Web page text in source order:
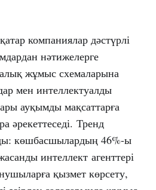
компаниялар дәстүрлі
нәтижелерге
жұмыс схемаларына
мен интеллектуалды
ауқымды мақсаттарға
әрекеттеседі. Тренд
көшбасшылардың 46%-ы
интеллект агенттері
қызмет көрсету,